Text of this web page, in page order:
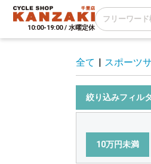
10:00-19:00 / 水曜定休
全て | スポーツ
絞り込みフィル
10万円未満